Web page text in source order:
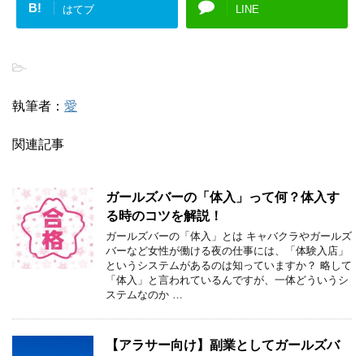
B! はてブ LINE
-
執筆者： 愛
関連記事
ガールズバーの「体入」って何？体入す
る時のコツを解説！
ガールズバーの「体入」とは キャバクラやガールズ
バーなど女性が働ける夜の仕事には、「体験入店」
というシステムがあるのは知っていますか？ 略して
「体入」と言われているんですが、一体どういうシ
ステムなのか …
【アラサー向け】副業としてガールズバ